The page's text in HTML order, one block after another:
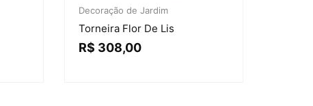
Decoração de Jardim
Torneira Flor De Lis
R$ 308,00